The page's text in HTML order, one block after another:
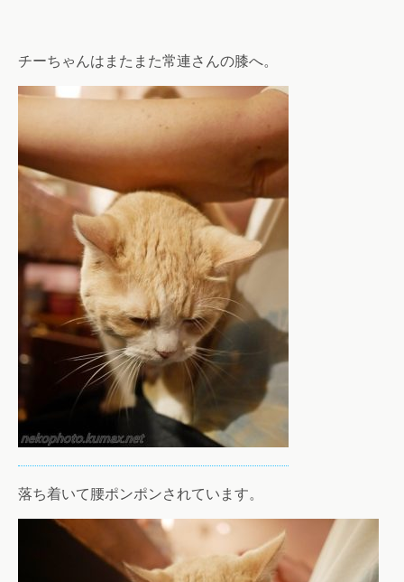
チーちゃんはまたまた常連さんの膝へ。
落ち着いて腰ポンポンされています。